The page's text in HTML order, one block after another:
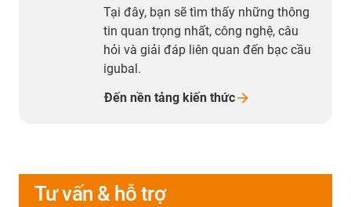
Tại đây, bạn sẽ tìm thấy những thông
tin quan trọng nhất, công nghệ, câu
hỏi và giải đáp liên quan đến bạc cầu
igubal.
Đến nền tảng kiến thức
Tư vấn & hỗ trợ